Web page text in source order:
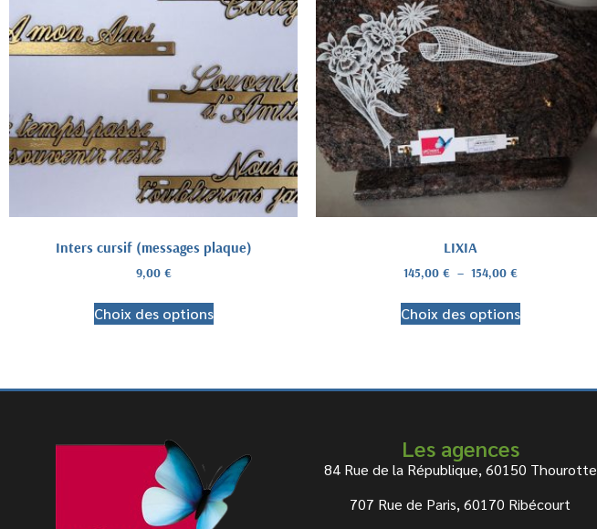
Inters cursif (messages plaque)
9,00 €
Choix des options
LIXIA
145,00 € – 154,00 €
Choix des options
Les agences
84 Rue de la République, 60150 Thourotte
707 Rue de Paris, 60170 Ribécourt